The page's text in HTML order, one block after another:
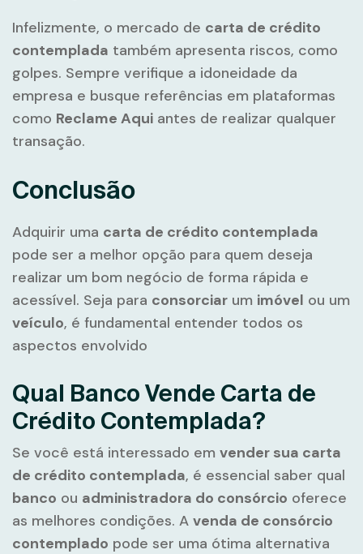
Infelizmente, o mercado de carta de crédito
contemplada também apresenta riscos, como
golpes. Sempre verifique a idoneidade da
empresa e busque referências em plataformas
como Reclame Aqui antes de realizar qualquer
transação.
Conclusão
Adquirir uma carta de crédito contemplada
pode ser a melhor opção para quem deseja
realizar um bom negócio de forma rápida e
acessível. Seja para consorciar um imóvel ou um
veículo, é fundamental entender todos os
aspectos envolvido
Qual Banco Vende Carta de
Crédito Contemplada?
Se você está interessado em vender sua carta
de crédito contemplada, é essencial saber qual
banco ou administradora do consórcio oferece
as melhores condições. A venda de consórcio
contemplado pode ser uma ótima alternativa